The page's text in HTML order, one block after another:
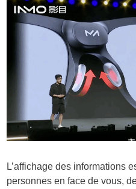
L’affichage des informations
personnes en face de vous,